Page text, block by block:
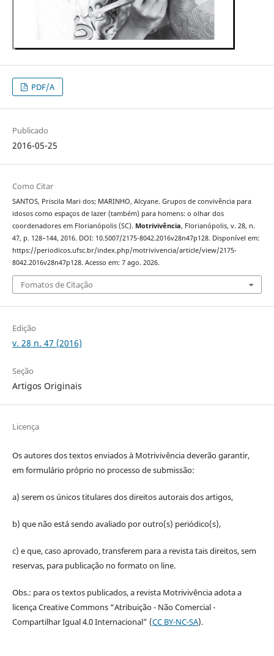
PDF/A
Publicado
2016-05-25
Como Citar
SANTOS, Priscila Mari dos; MARINHO, Alcyane. Grupos de convivência para
idosos como espaços de lazer (também) para homens: o olhar dos
coordenadores em Florianópolis (SC). Motrivivência, Florianópolis, v. 28, n.
47, p. 128–144, 2016. DOI: 10.5007/2175-8042.2016v28n47p128. Disponível em:
https://periodicos.ufsc.br/index.php/motrivivencia/article/view/2175-
8042.2016v28n47p128. Acesso em: 7 ago. 2026.
Fomatos de Citação
Edição
v. 28 n. 47 (2016)
Seção
Artigos Originais
Licença
Os autores dos textos enviados à Motrivivência deverão garantir,
em formulário próprio no processo de submissão:
a) serem os únicos titulares dos direitos autorais dos artigos,
b) que não está sendo avaliado por outro(s) periódico(s),
c) e que, caso aprovado, transferem para a revista tais direitos, sem
reservas, para publicação no formato on line.
Obs.: para os textos publicados, a revista Motrivivência adota a
licença Creative Commons “Atribuição - Não Comercial -
Compartilhar Igual 4.0 Internacional” (CC BY-NC-SA).